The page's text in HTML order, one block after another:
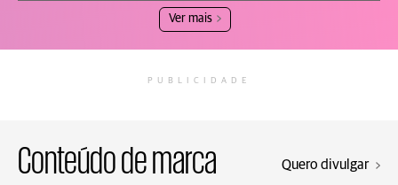
Ver mais
PUBLICIDADE
Conteúdo de marca Quero divulgar